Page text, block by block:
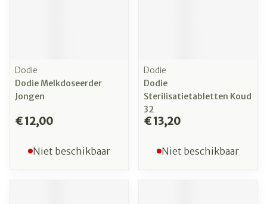
Dodie
Dodie Melkdoseerder
Jongen
€ 12,00
Niet beschikbaar
Dodie
Dodie
Sterilisatietabletten Koud
32
€ 13,20
Niet beschikbaar